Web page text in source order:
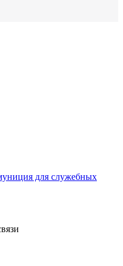
для служебных